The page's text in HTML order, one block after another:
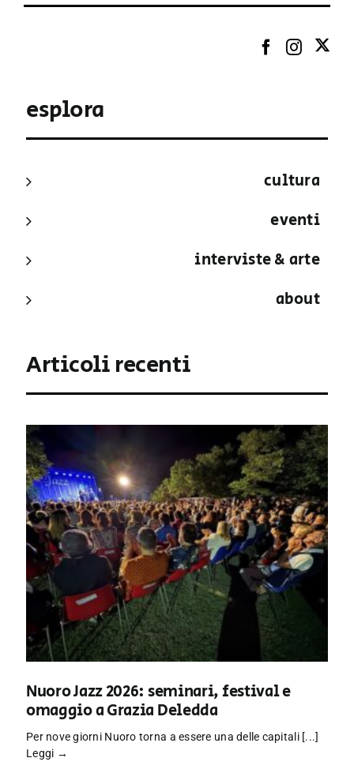
esplora
cultura
eventi
interviste & arte
about
Articoli recenti
Nuoro Jazz 2026: seminari, festival e
omaggio a Grazia Deledda
Per nove giorni Nuoro torna a essere una delle capitali [...]
Leggi →